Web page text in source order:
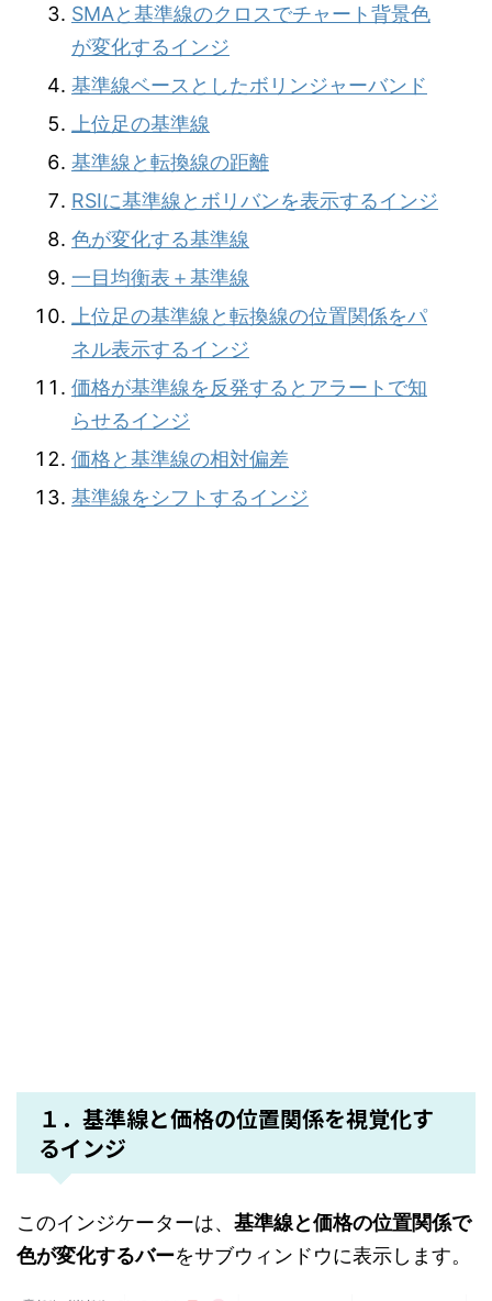
SMAと基準線のクロスでチャート背景色
が変化するインジ
基準線ベースとしたボリンジャーバンド
上位足の基準線
基準線と転換線の距離
RSIに基準線とボリバンを表示するインジ
色が変化する基準線
一目均衡表＋基準線
上位足の基準線と転換線の位置関係をパ
ネル表示するインジ
価格が基準線を反発するとアラートで知
らせるインジ
価格と基準線の相対偏差
基準線をシフトするインジ
１．基準線と価格の位置関係を視覚化す
るインジ
このインジケーターは、 基準線と価格の位置関係で
色が変化するバーをサブウィンドウに表示します。